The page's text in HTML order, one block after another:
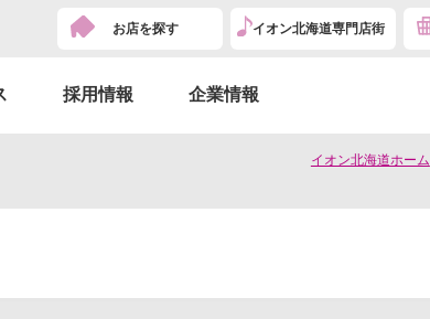
お店を探す イオン北海道専門店街
採用情報 企業情報
イオン北海道ホーム